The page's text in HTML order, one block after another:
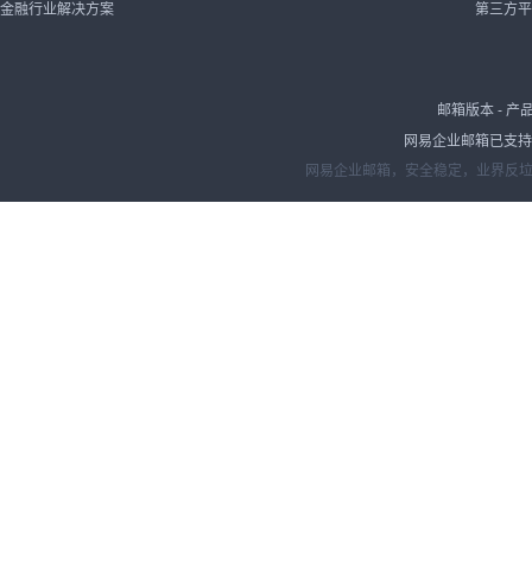
金融行业解决方案
第三方
邮箱版本 - 产
网易企业邮箱已支
网易企业邮箱，安全稳定，业界反